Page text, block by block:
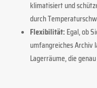
klimatisiert und
durch
Flexibilität: Egal, ob
umfangreiches Archiv
Lagerräume, die